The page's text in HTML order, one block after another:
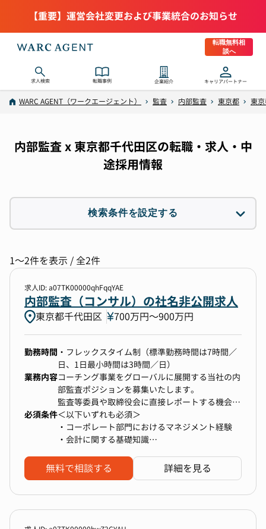
【重要】運営会社変更および事業統合のお知らせ
転職無料相
談へ
求人検索 転職事例 企業紹介 キャリアパートナー
WARC AGENT（ワークエージェント） 監査 内部監査 東京都 東
内部監査 x 東京都千代田区の転職・求人・中
途採用情報
検索条件を設定する
1件選択
勤務地
1件選択
年収
下限なし〜上限なし
検索する
選択中の条件 すべてクリア
内部監査 東京都千代田区
1〜2件を表示 / 全2件
求人ID: a07TK00000qhFqqYAE
内部監査（コンサル）の社名非公開求人
東京都千代田区 700万円〜900万円
勤務時間 ・フレックスタイム制（標準勤務時間は7時間／
日、1日最小時間は3時間／日）
業務内容コーチング事業をグローバルに展開する当社の内
部監査ポジションを募集いたします。
監査等委員や取締役会に直接レポートする機会も
あり、経営に近い視点で仕事ができます。
現担当はおりますが一部他部門を兼務しているた
め、
任者として本部門を担っていただく予定です。
必須条件＜以下いずれも必須＞
・コーポレート部門におけるマネジメント経験
・会計に関する基礎知識
・ITリテラシー
無料で相談する 詳細を見る